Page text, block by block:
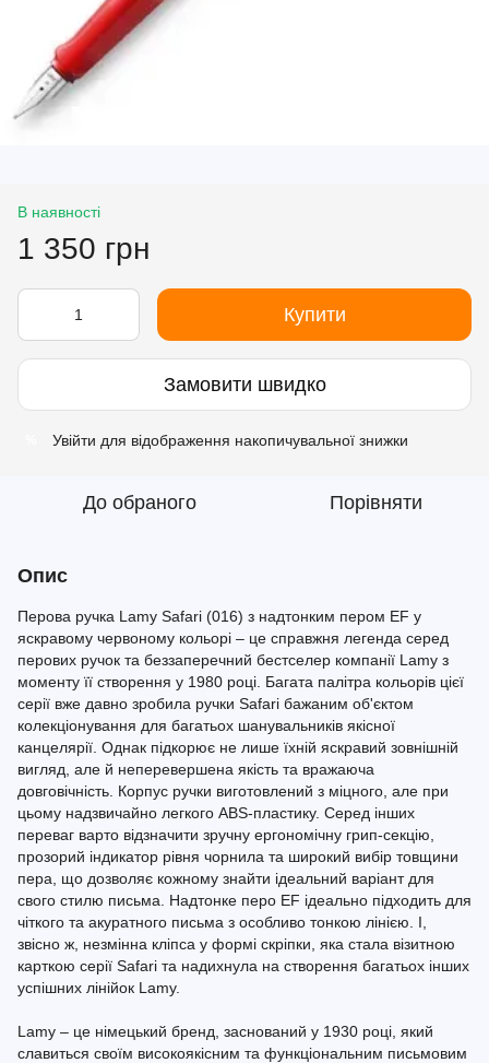
В наявності
1 350 грн
Купити
Замовити швидко
Увійти для відображення накопичувальної знижки
До обраного Порівняти
Опис
Перова ручка Lamy Safari (016) з надтонким пером EF у
яскравому червоному кольорі – це справжня легенда серед
перових ручок та беззаперечний бестселер компанії Lamy з
моменту її створення у 1980 році. Багата палітра кольорів цієї
серії вже давно зробила ручки Safari бажаним об'єктом
колекціонування для багатьох шанувальників якісної
канцелярії. Однак підкорює не лише їхній яскравий зовнішній
вигляд, але й неперевершена якість та вражаюча
довговічність. Корпус ручки виготовлений з міцного, але при
цьому надзвичайно легкого ABS-пластику. Серед інших
переваг варто відзначити зручну ергономічну грип-секцію,
прозорий індикатор рівня чорнила та широкий вибір товщини
пера, що дозволяє кожному знайти ідеальний варіант для
свого стилю письма. Надтонке перо EF ідеально підходить для
чіткого та акуратного письма з особливо тонкою лінією. І,
звісно ж, незмінна кліпса у формі скріпки, яка стала візитною
карткою серії Safari та надихнула на створення багатьох інших
успішних лінійок Lamy.
Lamy – це німецький бренд, заснований у 1930 році, який
славиться своїм високоякісним та функціональним письмовим